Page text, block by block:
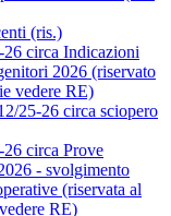
(ris.)
circa Indicazioni
2026 (riservato
vedere RE)
25-26 circa sciopero
circa Prove
- svolgimento
(riservata al
RE)